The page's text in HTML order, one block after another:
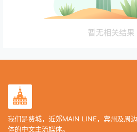
暂无相关结果
我们是费城，近郊MAIN LINE，宾州及周
体的中文主流媒体。